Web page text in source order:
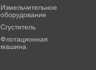
Измельчительное
оборудование
Сгуститель
Флотационная
машина